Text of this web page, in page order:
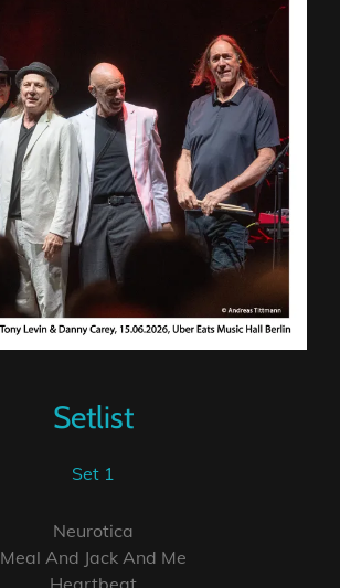
Setlist
Set 1
Neurotica
Meal And Jack And Me
Heartbeat